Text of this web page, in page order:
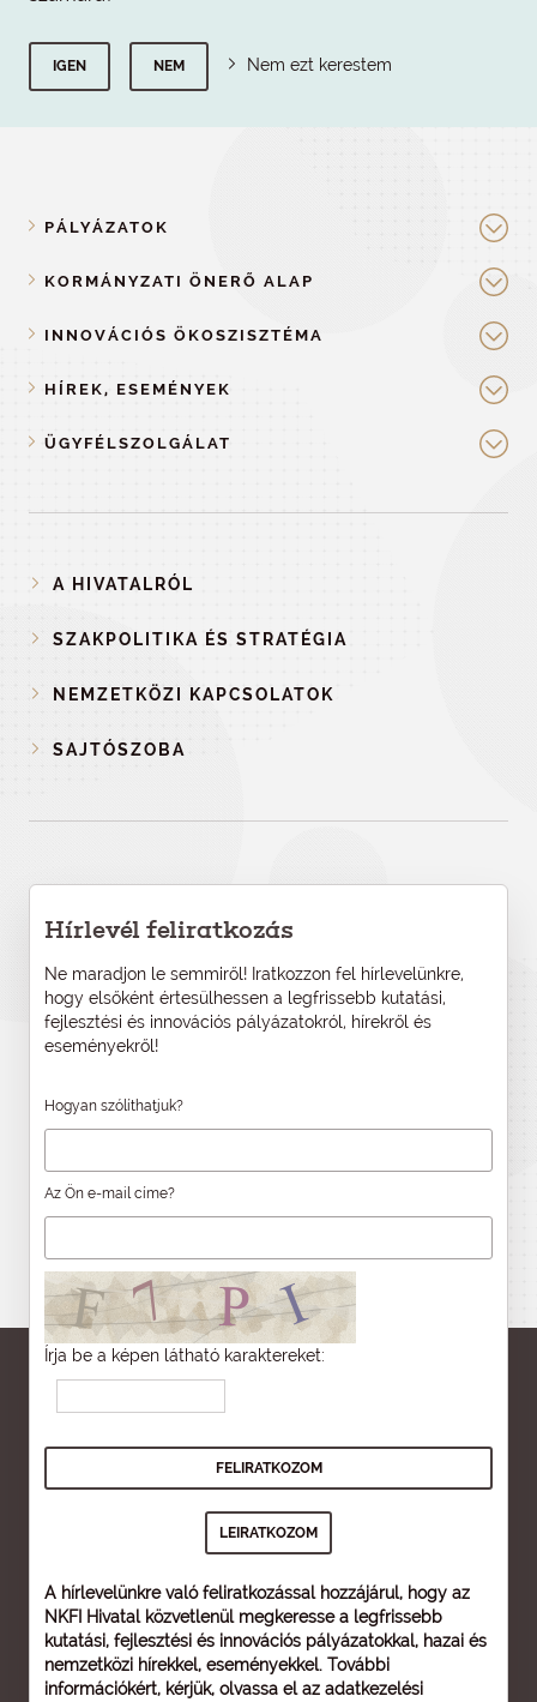
IGEN NEM Nem ezt kerestem
PÁLYÁZATOK
KORMÁNYZATI ÖNERŐ ALAP
INNOVÁCIÓS ÖKOSZISZTÉMA
HÍREK, ESEMÉNYEK
ÜGYFÉLSZOLGÁLAT
A HIVATALRÓL
SZAKPOLITIKA ÉS STRATÉGIA
NEMZETKÖZI KAPCSOLATOK
SAJTÓSZOBA
Hírlevél feliratkozás
Ne maradjon le semmiről! Iratkozzon fel hírlevelünkre,
hogy elsőként értesülhessen a legfrissebb kutatási,
fejlesztési és innovációs pályázatokról, hírekről és
eseményekről!
Hogyan szólíthatjuk?
Az Ön e-mail címe?
Írja be a képen látható karaktereket:
A hírlevelünkre való feliratkozással hozzájárul, hogy az
NKFI Hivatal közvetlenül megkeresse a legfrissebb
kutatási, fejlesztési és innovációs pályázatokkal, hazai és
nemzetközi hírekkel, eseményekkel. További
információkért, kérjük, olvassa el az adatkezelési